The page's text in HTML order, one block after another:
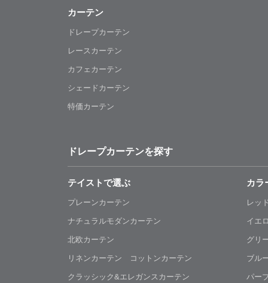
カーテン
ドレープカーテン
レースカーテン
カフェカーテン
シェードカーテン
特価カーテン
ドレープカーテンを探す
テイストで選ぶ
プレーンカーテン
ナチュラルモダンカーテン
北欧カーテン
リネンカーテン コットンカーテン
クラッシック&エレガンスカーテン
カラ
レッ
イエ
グリ
ブル
パー